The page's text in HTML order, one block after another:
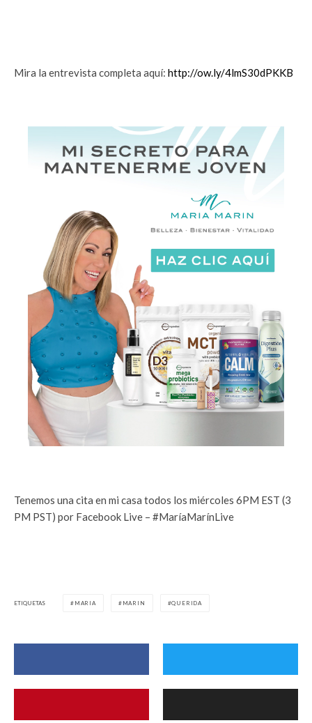
Mira la entrevista completa aquí: http://ow.ly/4lmS30dPKKB
Tenemos una cita en mi casa todos los miércoles 6PM EST (3
PM PST) por Facebook Live – #MaríaMarínLive
ETIQUETAS MARIA MARIN QUERIDA